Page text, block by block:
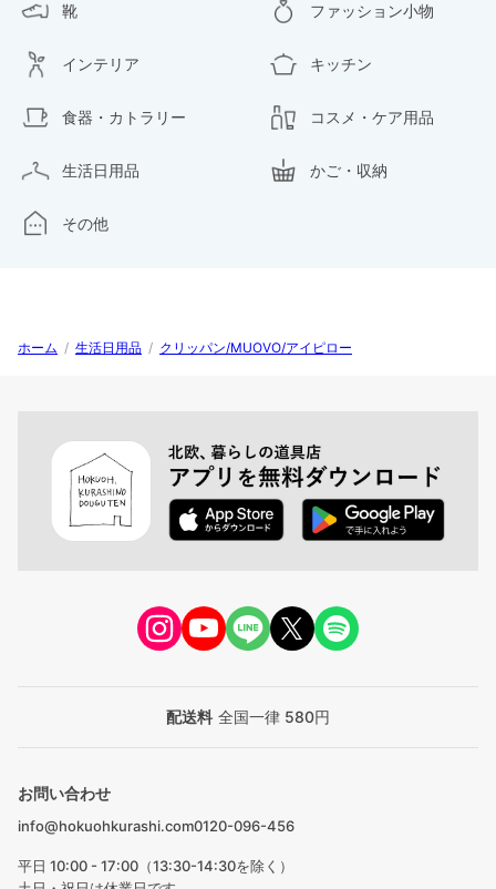
靴 ファッション小物
インテリア キッチン
食器・カトラリー コスメ・ケア用品
生活日用品 かご・収納
その他
ホーム / 生活日用品 / クリッパン/MUOVO/アイピロー
配送料 全国一律 580円
お問い合わせ
info@hokuohkurashi.com0120-096-456
平日 10:00 - 17:00（13:30-14:30を除く）